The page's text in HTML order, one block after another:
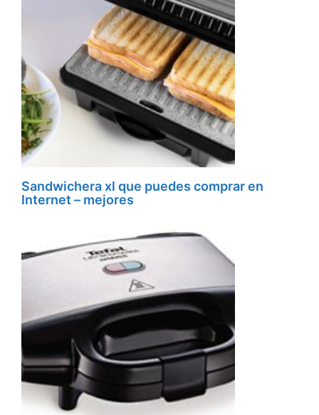
Sandwichera xl que puedes comprar en
Internet – mejores